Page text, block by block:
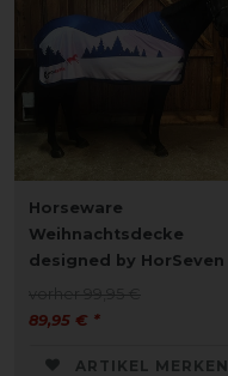
Horseware
Weihnachtsdecke
designed by HorSeven
89,95 € *
ARTIKEL MERKEN